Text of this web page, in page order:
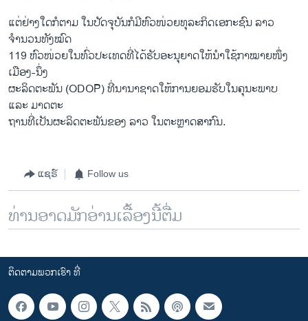
ແຕ່ຢ່າງໃດກໍຕາມ ໃນປັດຈຸບັນກໍມີຫົວໜ່ວຍທຸລະກິດເອກະຊົນ ລາວ
ຈຳນວນທັງໝົດ
119 ຫົວໜ່ວຍໃນທົ່ວປະເທດທີ່ໄດ້ຮັບອະນຸຍາດໃຫ້ນຳໃຊ້ກາໝາຍໜຶ່ງ
ເມືອງ-ນຶ່ງ
ຜະລິດຕະພັນ (ODOP) ທີ່ນານາຊາດໃຫ້ການຍອມຮັບໃນຄຸນະພາບ
ແລະ ມາດຕະ
ຖານທີ່ເປັນຜະລິດຕະພັນຂອງ ລາວ ໃນຕະຫຼາດສາກົນ.
ແຊຣ໌ Follow us
ທ່ານອາດມັກອ່ານເລື້ອງນີ້ຕື່ມ
ຕິດຕາມພວກເຮົາ ທີ່